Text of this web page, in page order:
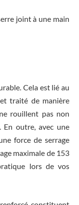
joint à une main
Cela est lié au
traité de manière
rouillent pas non
outre, avec une
force de serrage
maximale de 153
lors de vos